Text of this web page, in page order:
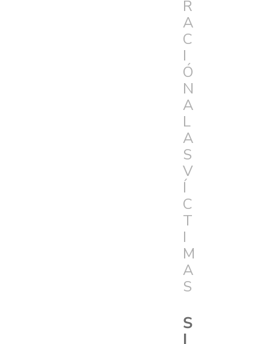
R
A
C
I
Ó
N
A
L
A
S
V
Í
C
T
I
M
A
S
S
I